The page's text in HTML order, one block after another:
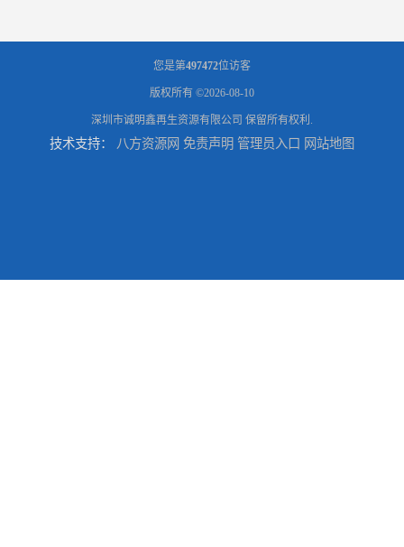
您是第497472位访客
版权所有 ©2026-08-10
深圳市诚明鑫再生资源有限公司 保留所有权利.
技术支持： 八方资源网 免责声明 管理员入口 网站地图